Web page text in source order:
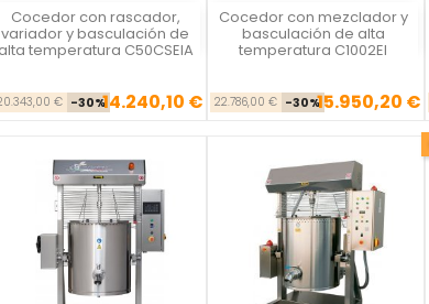
Cocedor con rascador,
variador y basculación de
alta temperatura C50CSEIA
Precio base
€ -30% Precio
14.240,10 €

Vista rápida Cocedor con mezclador y
basculación de alta
temperatura C1002EI
Precio base
22.786,00 € -30% Precio
15.950,20 €

Vista rápida